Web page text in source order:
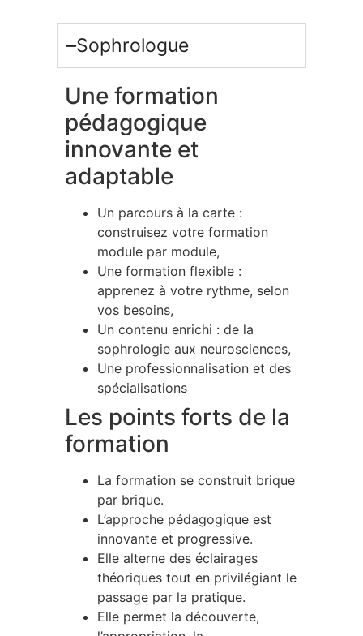
Sophrologue
Une formation
pédagogique
innovante et
adaptable
Un parcours à la carte :
construisez votre formation
module par module,
Une formation flexible :
apprenez à votre rythme, selon
vos besoins,
Un contenu enrichi : de la
sophrologie aux neurosciences,
Une professionnalisation et des
spécialisations
Les points forts de la
formation
La formation se construit brique
par brique.
L’approche pédagogique est
innovante et progressive.
Elle alterne des éclairages
théoriques tout en privilégiant le
passage par la pratique.
Elle permet la découverte,